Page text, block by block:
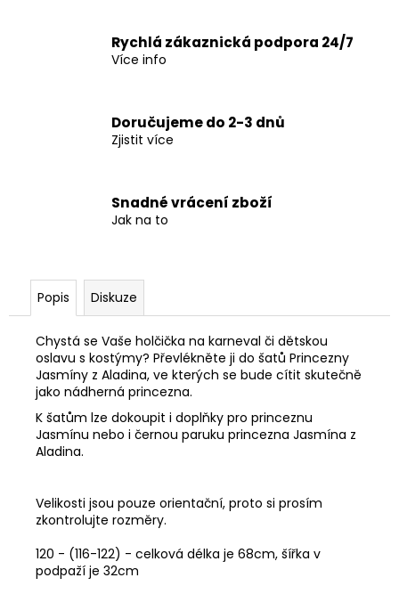
Rychlá zákaznická podpora 24/7
Více info
Doručujeme do 2-3 dnů
Zjistit více
Snadné vrácení zboží
Jak na to
Popis Diskuze
Chystá se Vaše holčička na karneval či dětskou
oslavu s kostýmy? Převlékněte ji do šatů Princezny
Jasmíny z Aladina, ve kterých se bude cítit skutečně
jako nádherná princezna.
K šatům lze dokoupit i doplňky pro princeznu
Jasmínu nebo i černou paruku princezna Jasmína z
Aladina.
Velikosti jsou pouze orientační, proto si prosím
zkontrolujte rozměry.
120 - (116-122) - celková délka je 68cm, šířka v
podpaží je 32cm